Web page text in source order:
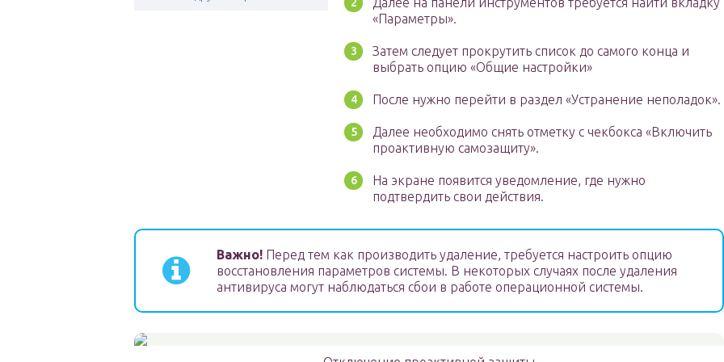
«Параметры».
Затем следует прокрутить список до самого конца и
выбрать опцию «Общие настройки»
После нужно перейти в раздел «Устранение неполадок».
Далее необходимо снять отметку с чекбокса «Включить
проактивную самозащиту».
На экране появится уведомление, где нужно
подтвердить свои действия.
Важно! Перед тем как производить удаление, требуется настроить опцию
восстановления параметров системы. В некоторых случаях после удаления
антивируса могут наблюдаться сбои в работе операционной системы.